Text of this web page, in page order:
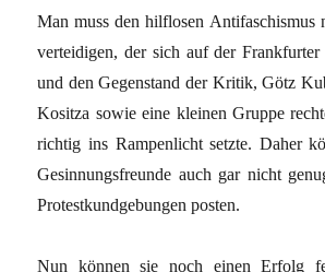
Man muss den hilflosen Antifaschismus
verteidigen, der sich auf der Frankfurter
und den Gegenstand der Kritik, Götz
Kositza sowie eine kleinen Gruppe
richtig ins Rampenlicht setzte. Daher
Gesinnungsfreunde auch gar nicht
Protestkundgebungen posten.
Nun können sie noch einen Erfolg